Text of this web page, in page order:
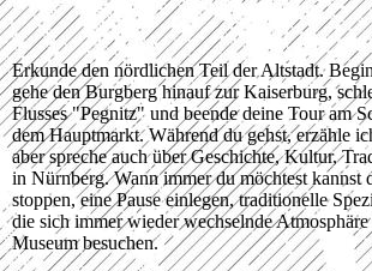
Erkunde den nördlichen Teil der Altstadt.
gehe den Burgberg hinauf zur Kaiserburg,
Flusses "Pegnitz" und beende deine Tour am
dem Hauptmarkt. Während du gehst, erzähle
aber spreche auch über Geschichte, Kultur,
in Nürnberg. Wann immer du möchtest kannst
stoppen, eine Pause einlegen, traditionelle
die sich immer wieder wechselnde
Museum besuchen.